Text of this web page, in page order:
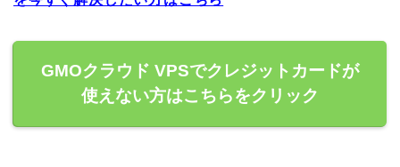
GMOクラウド VPSでクレジットカードが
使えない方はこちらをクリック